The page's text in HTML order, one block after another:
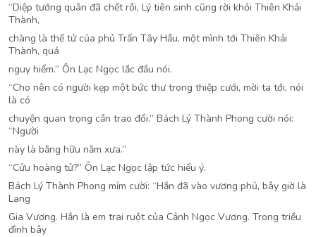
“Diệp tướng quân đã chết rồi, Lý tiên sinh cũng rời khỏi Thiên Khải
Thành,
chàng là thế tử của phủ Trấn Tây Hầu, một mình tới Thiên Khải
Thành, quá
nguy hiểm.” Ôn Lạc Ngọc lắc đầu nói.
“Cho nên có người kẹp một bức thư trong thiệp cưới, mời ta tới, nói
là có
chuyện quan trọng cần trao đổi.” Bách Lý Thành Phong cười nói:
“Người
này là bằng hữu năm xưa.”
“Cửu hoàng tử?” Ôn Lạc Ngọc lập tức hiểu ý.
Bách Lý Thành Phong mỉm cười: “Hắn đã vào vương phủ, bây giờ là
Lang
Gia Vương. Hắn là em trai ruột của Cảnh Ngọc Vương. Trong triều
đình bây